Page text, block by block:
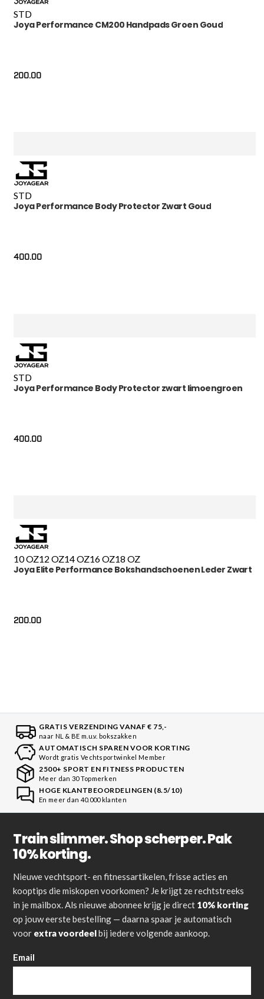
STD
Joya Performance CM200 Handpads Groen Goud
200.00
STD
Joya Performance Body Protector Zwart Goud
400.00
STD
Joya Performance Body Protector zwart limoengroen
400.00
10 OZ12 OZ14 OZ16 OZ18 OZ
Joya Elite Performance Bokshandschoenen Leder Zwart
200.00
GRATIS VERZENDING VANAF € 75,-
naar NL & BE m.u.v. bokszakken
AUTOMATISCH SPAREN VOOR KORTING
Wordt gratis Vechtsportwinkel Member
2500+ SPORT EN FITNESS PRODUCTEN
Meer dan 30 Topmerken
HOGE KLANTBEOORDELINGEN (8.5/10)
En meer dan 40.000 klanten
Train slimmer. Shop scherper. Pak
10% korting.
Nieuwe vechtsport- en fitnessartikelen, frisse acties en
kooptips die miskopen voorkomen? Je krijgt ze rechtstreeks
in je mailbox. Als nieuwe abonnee krijg je direct 10% korting
op jouw eerste bestelling — daarna spaar je automatisch
voor extra voordeelbij iedere volgende aankoop.
Email